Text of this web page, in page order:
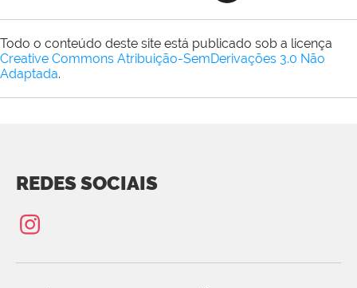
Todo o conteúdo deste site está publicado sob a licença
Creative Commons Atribuição-SemDerivações 3.0 Não
Adaptada.
REDES SOCIAIS